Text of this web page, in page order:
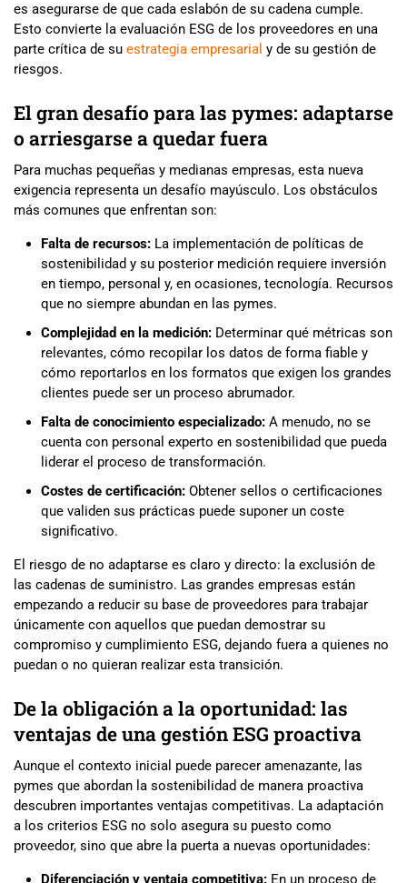
es asegurarse de que cada eslabón de su cadena cumple.
Esto convierte la evaluación ESG de los proveedores en una
parte crítica de su estrategia empresarial y de su gestión de
riesgos.
El gran desafío para las pymes: adaptarse
o arriesgarse a quedar fuera
Para muchas pequeñas y medianas empresas, esta nueva
exigencia representa un desafío mayúsculo. Los obstáculos
más comunes que enfrentan son:
Falta de recursos: La implementación de políticas de
sostenibilidad y su posterior medición requiere inversión
en tiempo, personal y, en ocasiones, tecnología. Recursos
que no siempre abundan en las pymes.
Complejidad en la medición: Determinar qué métricas son
relevantes, cómo recopilar los datos de forma fiable y
cómo reportarlos en los formatos que exigen los grandes
clientes puede ser un proceso abrumador.
Falta de conocimiento especializado: A menudo, no se
cuenta con personal experto en sostenibilidad que pueda
liderar el proceso de transformación.
Costes de certificación: Obtener sellos o certificaciones
que validen sus prácticas puede suponer un coste
significativo.
El riesgo de no adaptarse es claro y directo: la exclusión de
las cadenas de suministro. Las grandes empresas están
empezando a reducir su base de proveedores para trabajar
únicamente con aquellos que puedan demostrar su
compromiso y cumplimiento ESG, dejando fuera a quienes no
puedan o no quieran realizar esta transición.
De la obligación a la oportunidad: las
ventajas de una gestión ESG proactiva
Aunque el contexto inicial puede parecer amenazante, las
pymes que abordan la sostenibilidad de manera proactiva
descubren importantes ventajas competitivas. La adaptación
a los criterios ESG no solo asegura su puesto como
proveedor, sino que abre la puerta a nuevas oportunidades:
Diferenciación y ventaja competitiva: En un proceso de